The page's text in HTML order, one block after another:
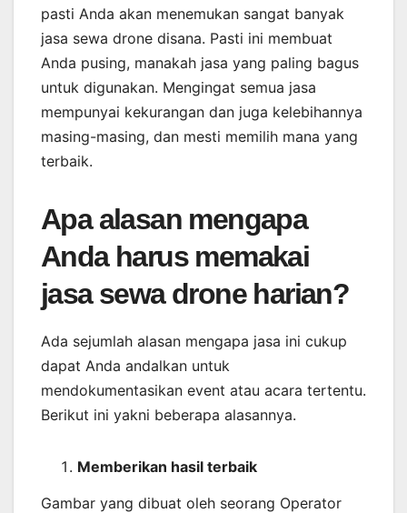
pasti Anda akan menemukan sangat banyak
jasa sewa drone disana. Pasti ini membuat
Anda pusing, manakah jasa yang paling bagus
untuk digunakan. Mengingat semua jasa
mempunyai kekurangan dan juga kelebihannya
masing-masing, dan mesti memilih mana yang
terbaik.
Apa alasan mengapa
Anda harus memakai
jasa sewa drone harian?
Ada sejumlah alasan mengapa jasa ini cukup
dapat Anda andalkan untuk
mendokumentasikan event atau acara tertentu.
Berikut ini yakni beberapa alasannya.
Memberikan hasil terbaik
Gambar yang dibuat oleh seorang Operator